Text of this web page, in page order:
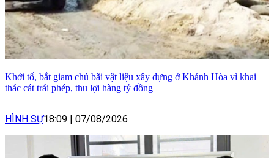
Khởi tố, bắt giam chủ bãi vật liệu xây dựng ở Khánh Hòa vì khai
thác cát trái phép, thu lợi hàng tỷ đồng
HÌNH SỰ18:09 | 07/08/2026